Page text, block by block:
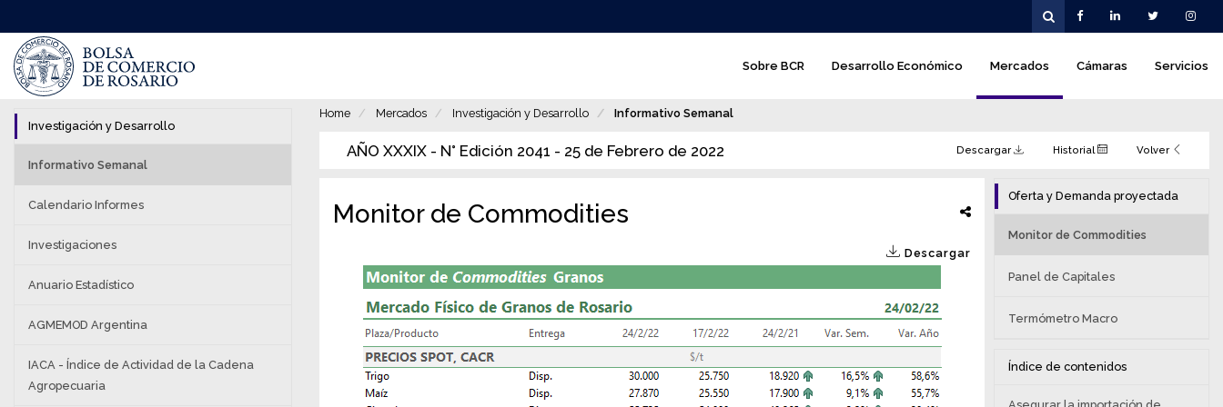
al
contenido
principal
v
i
ó
n
p
r
Sobre BCR Desarrollo Económico Mercados Cámaras Servicios
Home Mercados Investigación y Desarrollo Informativo Semanal
AÑO XXXIX - N° Edición 2041 - 25 de Febrero de 2022 Descargar Historial Volver
Monitor de Commodities
Descargar
Oferta y Demanda proyectada
Monitor de Commodities
Panel de Capitales
Termómetro Macro
Índice de contenidos
Investigación y Desarrollo
Informativo Semanal
Calendario Informes
Investigaciones
Anuario Estadístico
AGMEMOD Argentina
IACA - Índice de Actividad de la Cadena
Agropecuaria